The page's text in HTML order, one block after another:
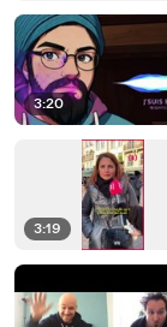
3:20
3:19